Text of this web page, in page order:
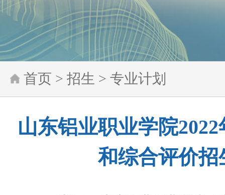
首页 > 招生 > 专业计划
山东铝业职业学院
和综合评价招